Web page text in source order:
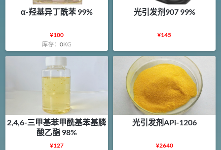
α-羟基异丁酰苯 99%
¥100
库存： 0KG
光引发剂907 99%
¥145
2,4,6-三甲基苯甲酰基苯基膦
酸乙酯 98%
¥127
光引发剂APi-1206
¥2640